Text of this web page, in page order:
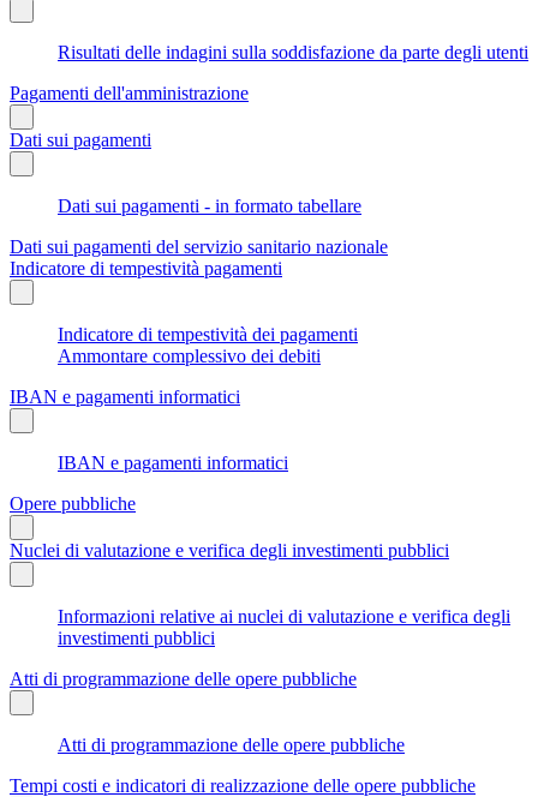
Risultati delle indagini sulla soddisfazione da parte degli utenti
Pagamenti dell'amministrazione
Dati sui pagamenti
Dati sui pagamenti - in formato tabellare
Dati sui pagamenti del servizio sanitario nazionale
Indicatore di tempestività pagamenti
Indicatore di tempestività dei pagamenti
Ammontare complessivo dei debiti
IBAN e pagamenti informatici
IBAN e pagamenti informatici
Opere pubbliche
Nuclei di valutazione e verifica degli investimenti pubblici
Informazioni relative ai nuclei di valutazione e verifica degli
investimenti pubblici
Atti di programmazione delle opere pubbliche
Atti di programmazione delle opere pubbliche
Tempi costi e indicatori di realizzazione delle opere pubbliche